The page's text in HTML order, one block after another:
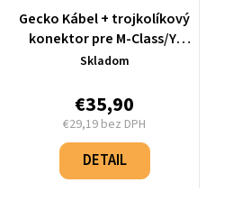
Gecko Kábel + trojkolíkový
konektor pre M-Class/Y-
Class - 9920-400489
Skladom
€35,90
€29,19 bez DPH
Jednotková
cena:
DETAIL